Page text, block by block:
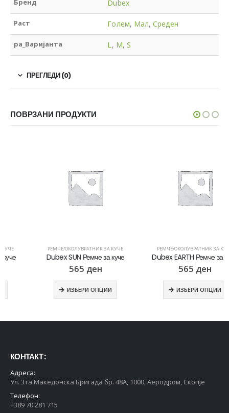
Бренд Dubex
Раст Голем, Мал,Среден
pa_Варијанта L, M, S
ПРЕГЛЕДИ (0)
ПОВРЗАНИ ПРОДУКТИ
РЕМЧЕ/ОКОЛУВРАТНИК ЗА КУЧЕ
Dubex SUN Ремче за куче
ден
ИЗБЕРИ ОПЦИИ
РЕМЧЕ/ОКОЛУВРАТНИК ЗА КУЧЕ
Dubex EARTH Ремче за куче
ден
ИЗБЕРИ ОПЦИИ
КОНТАКТ :
Адреса:
Ул. 3та Македонска Бригада бр. 48А, 1000, Аеродром, Скопје
Телефон:
+389 70 281 715